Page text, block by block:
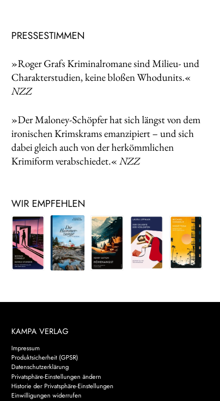
PRESSESTIMMEN
»Roger Grafs Kriminalromane sind Milieu- und
Charakterstudien, keine bloßen Whodunits.«
NZZ
»Der Maloney-Schöpfer hat sich längst von dem
ironischen Krimskrams emanzipiert – und sich
dabei gleich auch von der herkömmlichen
Krimiform verabschiedet.« NZZ
WIR EMPFEHLEN
KAMPA VERLAG
Impressum
Produktsicherheit (GPSR)
Datenschutzerklärung
Privatsphäre-Einstellungen ändern
Historie der Privatsphäre-Einstellungen
Einwilligungen widerrufen